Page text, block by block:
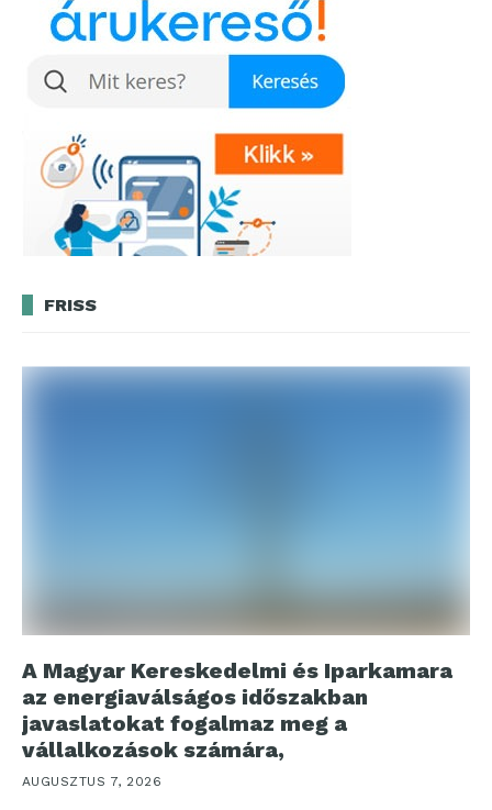
FRISS
A Magyar Kereskedelmi és Iparkamara
az energiaválságos időszakban
javaslatokat fogalmaz meg a
vállalkozások számára,
AUGUSZTUS 7, 2026